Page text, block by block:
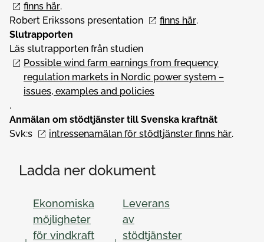
finns här.
Robert Erikssons presentation
finns här.
Slutrapporten
Läs slutrapporten från studien
Possible wind farm earnings from frequency
regulation markets in Nordic power system –
issues, examples and policies
.
Anmälan om stödtjänster till Svenska kraftnät
Svk:s
intressenamälan för stödtjänster finns här.
Ladda ner dokument
Ekonomiska
möjligheter
för vindkraft
Leverans
av
stödtjänster